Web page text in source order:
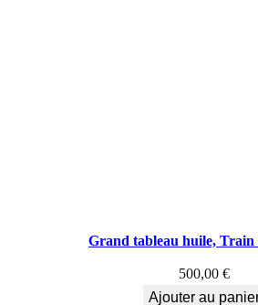
Grand tableau huile, Train
500,00 €
Ajouter au